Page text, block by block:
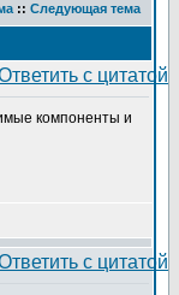
:: Следующая тема
компоненты и